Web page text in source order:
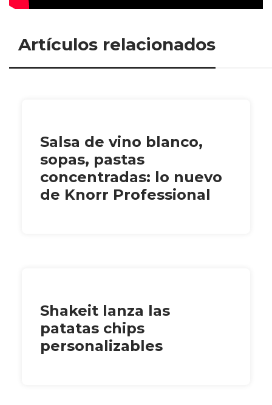
Artículos relacionados
Salsa de vino blanco,
sopas, pastas
concentradas: lo nuevo
de Knorr Professional
Shakeit lanza las
patatas chips
personalizables